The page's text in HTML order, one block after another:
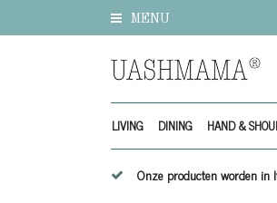
MENU
LIVING DINING HAND &
Onze producten worden in